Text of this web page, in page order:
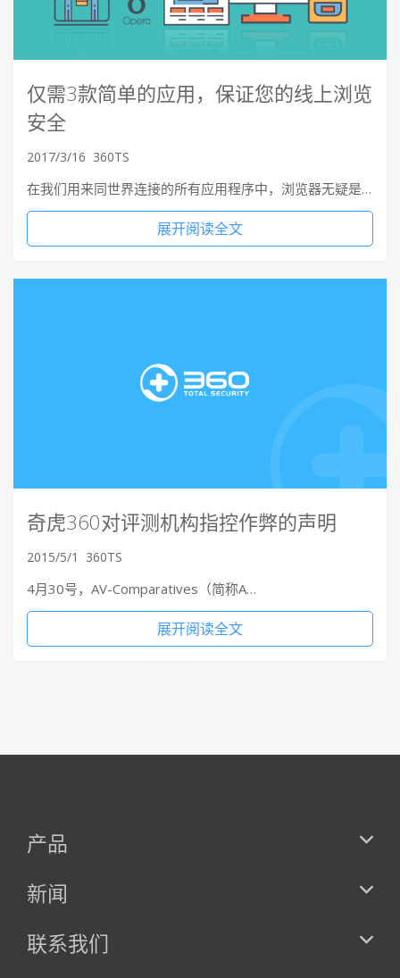
仅需3款简单的应用，保证您的线上浏览
安全
2017/3/16 360TS
在我们用来同世界连接的所有应用程序中，浏览器无疑是…
展开阅读全文
奇虎360对评测机构指控作弊的声明
2015/5/1 360TS
4月30号，AV-Comparatives（简称A…
展开阅读全文
产品
新闻
联系我们